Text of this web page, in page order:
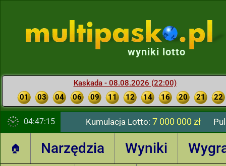
wyniki lotto
Kaskada - 08.08.2026 (22:00)
01
03 04 06 09 11 12 14 16 20 21 22
04:47:16 Kumulacja Lotto: 7 000 000 zł
🏠 Narzędzia Wyniki